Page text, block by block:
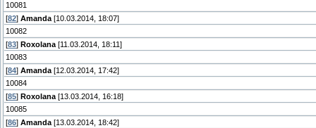
10081
[82] Amanda [10.03.2014, 18:07]
10082
[83] Roxolana [11.03.2014, 18:11]
10083
[84] Amanda [12.03.2014, 17:42]
10084
[85] Roxolana [13.03.2014, 16:18]
10085
[86] Amanda [13.03.2014, 18:42]